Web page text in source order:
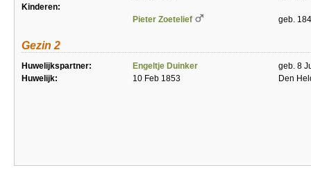
Kinderen:
Pieter Zoetelief
geb.
Gezin 2
Huwelijkspartner: Engeltje Duinker
geb. 8
Huwelijk:
10 Feb 1853 Den